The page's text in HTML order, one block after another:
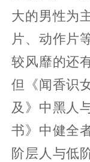
大的男性为
片、动作片
较风靡的还
但《闻香识
及》中黑人
书》中健全
阶层人与低